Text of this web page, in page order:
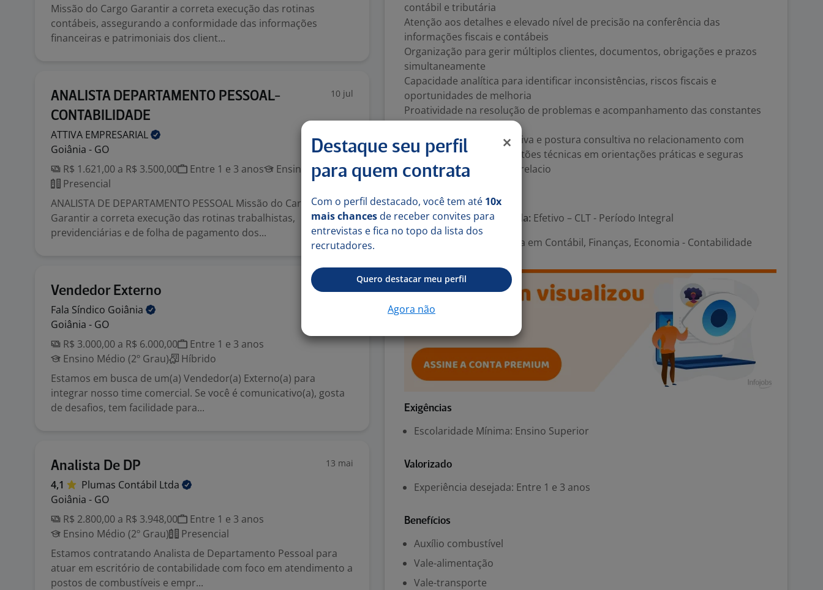
Missão do Cargo Garantir a correta execução das rotinas
contábeis, assegurando a conformidade das informações
financeiras e patrimoniais dos client...
ANALISTA DEPARTAMENTO PESSOAL-
CONTABILIDADE
10 jul
ATTIVA EMPRESARIAL
Goiânia - GO
R$ 1.621,00 a R$ 3.500,00
Entre 1 e 3 anos
Ensino Superior
Presencial
ANALISTA DE DEPARTAMENTO PESSOAL Missão do Cargo
Garantir a correta execução das rotinas trabalhistas,
previdenciárias e de folha de pagamento dos...
Vendedor Externo
Fala Síndico Goiânia
Goiânia - GO
R$ 3.000,00 a R$ 6.000,00
Entre 1 e 3 anos
Ensino Médio (2º Grau)
Híbrido
Estamos em busca de um(a) Vendedor(a) Externo(a) para
integrar nosso time comercial. Se você é comunicativo(a), gosta
de desafios, tem facilidade para...
Analista De DP 13 mai
4,1 Plumas Contábil Ltda
Goiânia - GO
R$ 2.800,00 a R$ 3.948,00
Entre 1 e 3 anos
Ensino Médio (2º Grau)
Presencial
Estamos contratando Analista de Departamento Pessoal para
atuar em escritório de contabilidade com foco em atendimento a
postos de combustíveis e empr...
contábil e tributária
Atenção aos detalhes e elevado nível de precisão na conferência das
informações fiscais e contábeis
Organização para gerir múltiplos clientes, documentos, obrigações e prazos
simultaneamente
Capacidade analítica para identificar inconsistências, riscos fiscais e
oportunidades de melhoria
Proatividade na resolução de problemas e acompanhamento das constantes
alterações na legislação
Comunicação clara, objetiva e postura consultiva no relacionamento com
clientes, traduzindo questões técnicas em orientações práticas e seguras
Capacidade de construir relacio
Tipo de contrato e Jornada: Efetivo – CLT - Período Integral
Analista em Contábil, Finanças, Economia - Contabilidade
Exigências
Escolaridade Mínima: Ensino Superior
Valorizado
Experiência desejada: Entre 1 e 3 anos
Benefícios
Auxílio combustível
Vale-alimentação
Vale-transporte
Destaque seu perfil
para quem contrata
Com o perfil destacado, você tem até 10x
mais chances de receber convites para
entrevistas e fica no topo da lista dos
recrutadores.
Quero destacar meu perfil
Agora não